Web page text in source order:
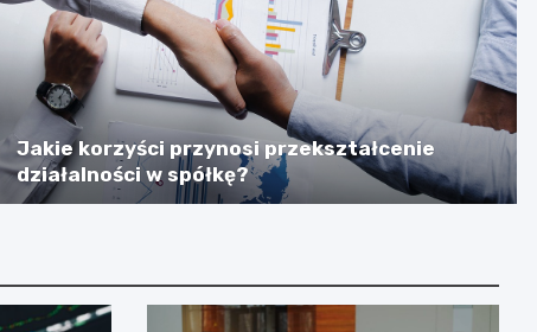
Jakie korzyści przynosi przekształcenie
działalności w spółkę?